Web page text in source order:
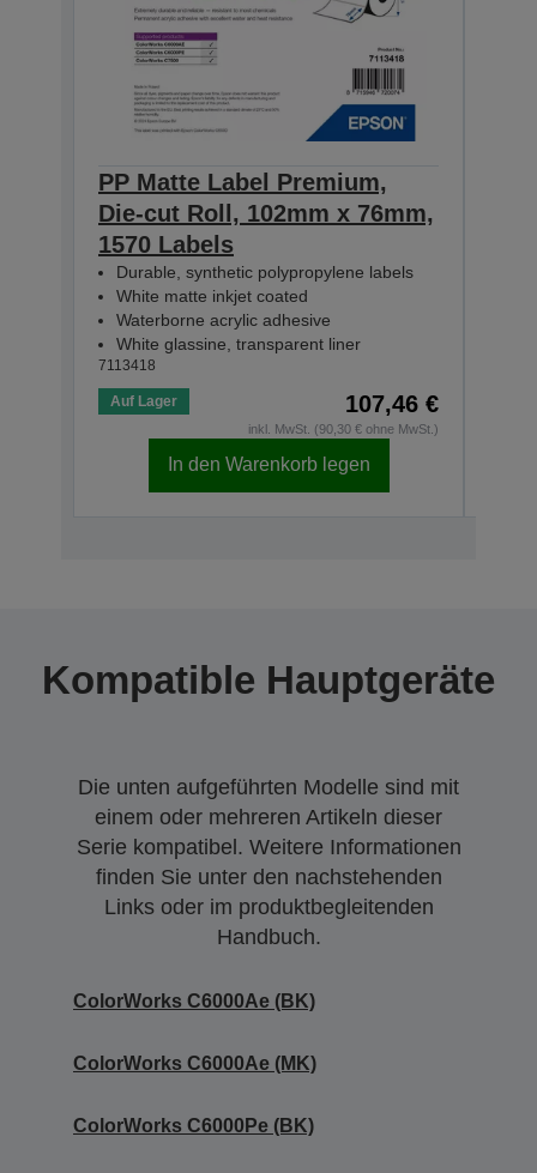
PP Matte Label Premium,
Die-cut Roll, 102mm x 76mm,
1570 Labels
Durable, synthetic polypropylene labels
White matte inkjet coated
Waterborne acrylic adhesive
White glassine, transparent liner
7113418
Auf Lager 107,46 €
inkl. MwSt. (90,30 € ohne MwSt.)
In den Warenkorb legen
Kompatible Hauptgeräte
Die unten aufgeführten Modelle sind mit
einem oder mehreren Artikeln dieser
Serie kompatibel. Weitere Informationen
finden Sie unter den nachstehenden
Links oder im produktbegleitenden
Handbuch.
ColorWorks C6000Ae (BK)
ColorWorks C6000Ae (MK)
ColorWorks C6000Pe (BK)